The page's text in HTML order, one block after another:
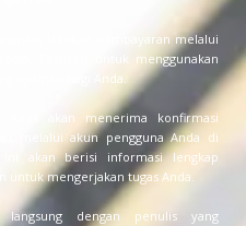
lakukan pembayaran melalui
Pastikan untuk menggunakan
nyaman bagi Anda.
Anda akan menerima konfirmasi
melalui akun pengguna Anda di
ini akan berisi informasi lengkap
untuk mengerjakan tugas Anda.
langsung dengan penulis yang